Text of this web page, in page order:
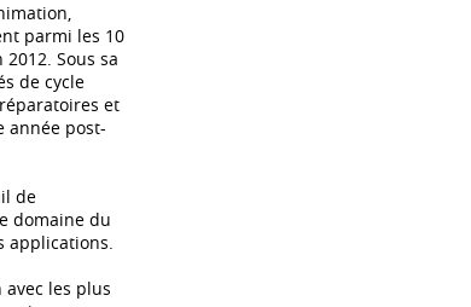
parmi les 10
Sous sa
de cycle
et
année post-
de
domaine du
applications.
les plus